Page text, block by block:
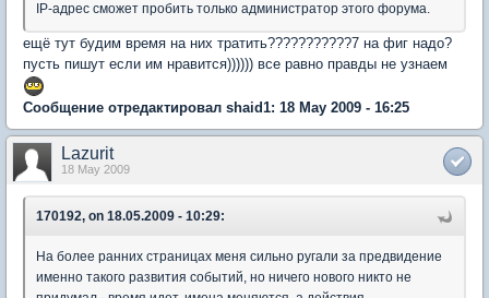
IP-адрес сможет пробить только администратор этого форума.
ещё тут будим время на них тратить???????????7 на фиг надо?
пусть пишут если им нравится)))))) все равно правды не узнаем
Сообщение отредактировал shaid1: 18 May 2009 - 16:25
Lazurit
18 May 2009
170192, on 18.05.2009 - 10:29:
На более ранних страницах меня сильно ругали за предвидение
именно такого развития событий, но ничего нового никто не